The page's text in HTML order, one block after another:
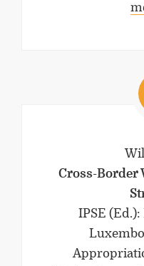
Cross-Border
IPSE